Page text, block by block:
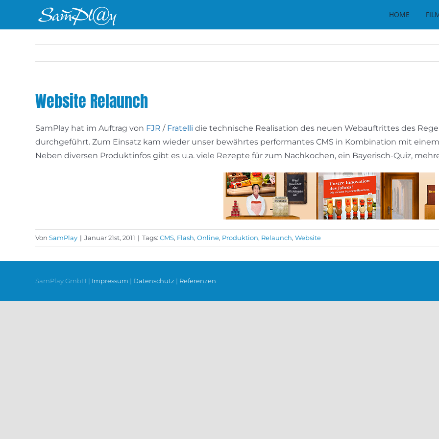
HOME
Website Relaunch
SamPlay hat im Auftrag von FJR / Fratelli die technische Realisation des neuen Webauftrittes des
durchgeführt. Zum Einsatz kam wieder unser bewährtes performantes CMS in Kombination mit
Neben diversen Produktinfos gibt es u.a. viele Rezepte für zum Nachkochen, ein Bayerisch-Quiz,
Von SamPlay | Januar 21st, 2011 | Tags: CMS, Flash, Online, Produktion, Relaunch, Website
SamPlay GmbH | Impressum | Datenschutz | Referenzen